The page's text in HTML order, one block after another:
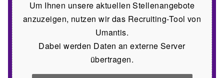
Um Ihnen unsere aktuellen Stellenangebote
anzuzeigen, nutzen wir das Recruiting-Tool von
Umantis.
Dabei werden Daten an externe Server
übertragen.